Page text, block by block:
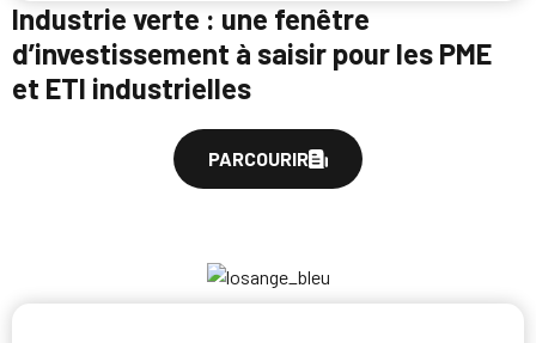
Industrie verte : une fenêtre
d’investissement à saisir pour les PME
et ETI industrielles
PARCOURIR